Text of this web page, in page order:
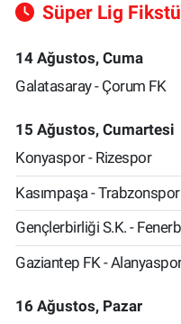
Süper Lig
14 Ağustos, Cuma
Galatasaray - Çorum FK
15 Ağustos, Cumartesi
Konyaspor - Rizespor
Kasımpaşa - Trabzonspor
Gençlerbirliği S.K. -
Gaziantep FK -
16 Ağustos, Pazar